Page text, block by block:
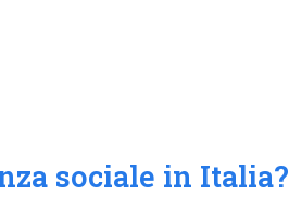
sociale in Italia?